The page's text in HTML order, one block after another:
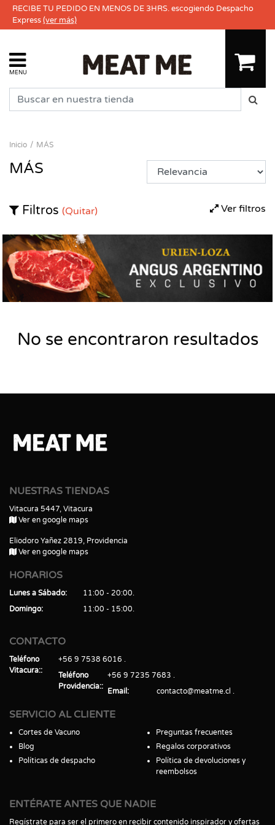
RECIBE TU PEDIDO EN MENOS DE 3HRS. escogiendo Despacho
Express(ver más)
MENU
Inicio MÁS
MÁS
Ver filtros
Filtros (Quitar)
No se encontraron resultados
NUESTRAS TIENDAS
Vitacura 5447, Vitacura
Ver en google maps
Eliodoro Yañez 2819, Providencia
Ver en google maps
HORARIOS
Lunes a Sábado
11:00 - 20:00
Domingo
11:00 - 15:00
CONTACTO
Teléfono
Vitacura:
+56 9 7538 6016
Teléfono
Providencia:
+56 9 7235 7683
Email
contacto@meatme.cl
SERVICIO AL CLIENTE
Cortes de Vacuno
Blog
Políticas de despacho
Preguntas frecuentes
Regalos corporativos
Política de devoluciones y
reembolsos
ENTÉRATE ANTES QUE NADIE
Regístrate para ser el primero en recibir contenido inspirador y ofertas